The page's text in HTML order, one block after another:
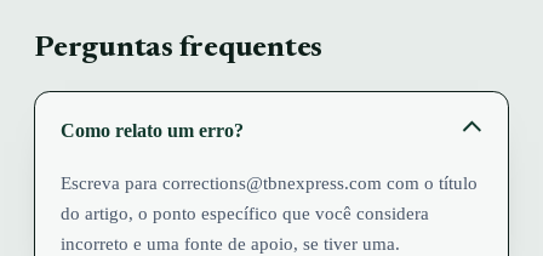
Perguntas frequentes
Como relato um erro?
Escreva para corrections@tbnexpress.com com o título
do artigo, o ponto específico que você considera
incorreto e uma fonte de apoio, se tiver uma.